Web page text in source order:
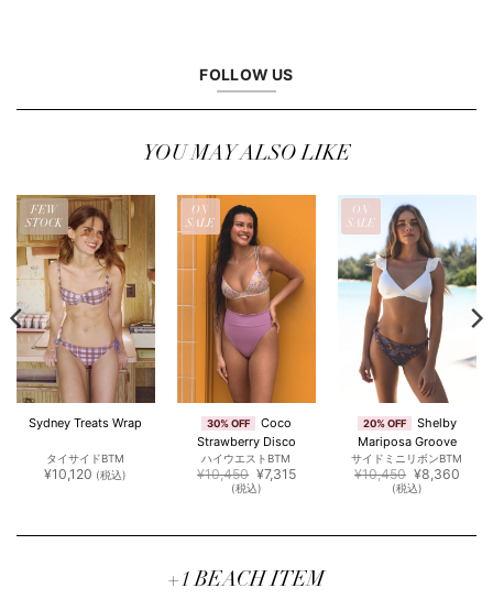
FOLLOW US
YOU MAY ALSO LIKE
FEW
STOCK
Sydney Treats Wrap
タイサイドBTM
¥10,120 (税込)
ON
SALE
30% OFF
Coco
Strawberry Disco
ハイウエストBTM
¥10,450 元
の
価
¥10,450
た。
¥7,315現
は
す。
(税込)
ON
SALE
20% OFF
Shelby
Mariposa Groove
サイドミニリボンBTM
¥10,450 元
の
価
¥10,450
¥8,360現
は
(税込)
+1 BEACH ITEM